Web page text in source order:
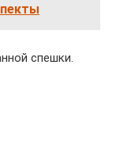
спешки.